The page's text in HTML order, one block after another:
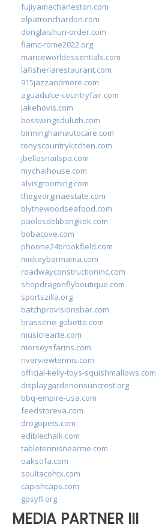
fujiyamacharleston.com
elpatronchardon.com
donglaishun-order.com
fiamc-rome2022.org
mariceworldessentials.com
lafisheriarestaurant.com
915jazzandmore.com
aguadulce-countryfair.com
jakehovis.com
bosswingsduluth.com
birminghamautocare.com
tonyscountrykitchen.com
jbellasnailspa.com
mychaihouse.com
alvisgrooming.com
thegeorginaestate.com
blythewoodseafood.com
paolosdelibangkok.com
bobacove.com
phoone24brookfield.com
mickeybarmama.com
roadwayconstructioninc.com
shopdragonflyboutique.com
sportszilla.org
batchprovisionsbar.com
brasserie-gobette.com
musicrearte.com
morseysfarms.com
riverviewtennis.com
official-kelly-toys-squishmallows.com
displaygardenonsuncrest.org
bbq-empire-usa.com
feedstoreva.com
drogopets.com
ediblechalk.com
tabletennisnearme.com
oaksofa.com
soultacohtx.com
capishcaps.com
gpsyfl.org
MEDIA PARTNER III